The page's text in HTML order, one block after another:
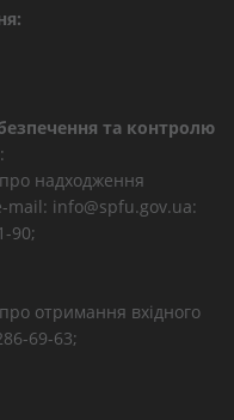
та контролю
надходження
mail: info@spfu.gov.ua:
90;
отримання вхідного
69-63;